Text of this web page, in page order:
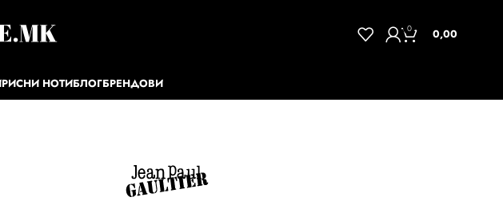
0 0,00
НОТИБЛОГБРЕНДОВИ